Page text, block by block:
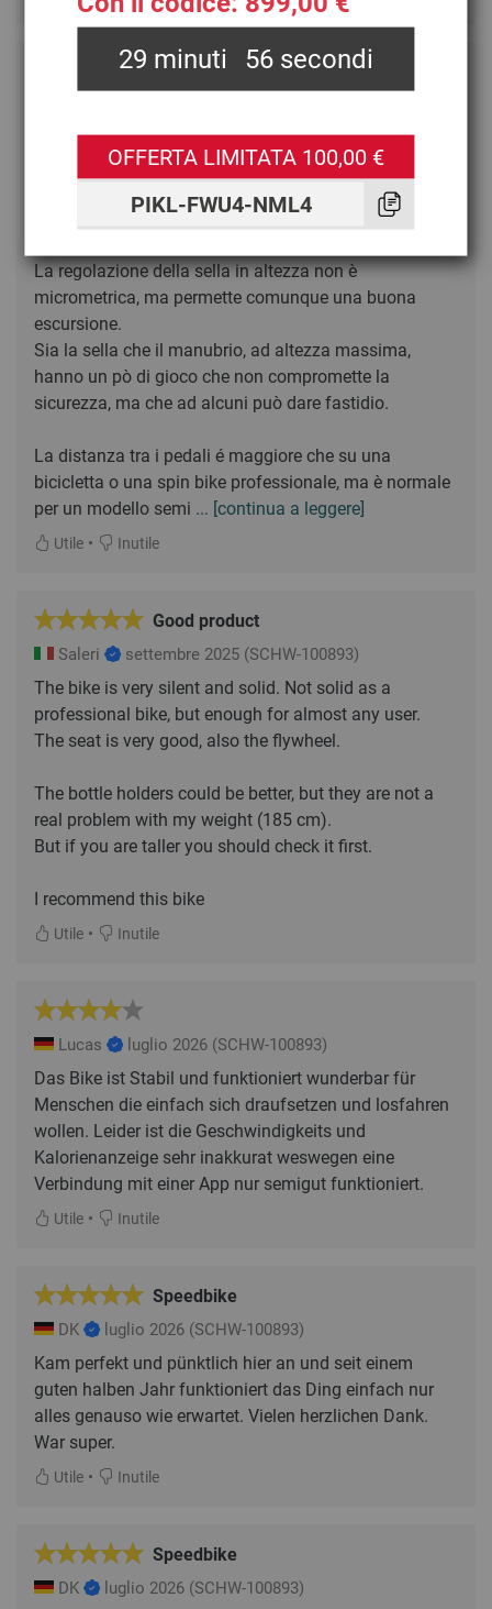
Spin bike solida e funzionale
la spin bike é solida, molto silenziosa e ben
equipaggiata.
Il montaggio è semplice e la struttura trasmette
La regolazione della sella in altezza non è
micrometrica, ma permette comunque una buona
escursione.
Sia la sella che il manubrio, ad altezza massima,
hanno un pò di gioco che non compromette la
sicurezza, ma che ad alcuni può dare fastidio.
La distanza tra i pedali é maggiore che su una
bicicletta o una spin bike professionale, ma è normale
per un modello semi ... [continua a leggere]
Utile • Inutile
Good product
Saleri settembre 2025 (SCHW-100893)
The bike is very silent and solid. Not solid as a
professional bike, but enough for almost any user.
The seat is very good, also the flywheel.
The bottle holders could be better, but they are not a
real problem with my weight (185 cm).
But if you are taller you should check it first.
I recommend this bike
Utile • Inutile
Lucas luglio 2026 (SCHW-100893)
Das Bike ist Stabil und funktioniert wunderbar für
Menschen die einfach sich draufsetzen und losfahren
wollen. Leider ist die Geschwindigkeits und
Kalorienanzeige sehr inakkurat weswegen eine
Verbindung mit einer App nur semigut funktioniert.
Utile • Inutile
Speedbike
DK luglio 2026 (SCHW-100893)
Kam perfekt und pünktlich hier an und seit einem
guten halben Jahr funktioniert das Ding einfach nur
alles genauso wie erwartet. Vielen herzlichen Dank.
War super.
Utile • Inutile
Speedbike
DK luglio 2026 (SCHW-100893)
29 minuti 55 secondi
OFFERTA LIMITATA 100,00 €
PIKL-FWU4-NML4